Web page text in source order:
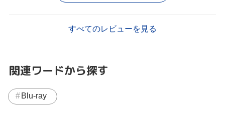
すべてのレビューを見る
関連ワードから探す
Blu-ray